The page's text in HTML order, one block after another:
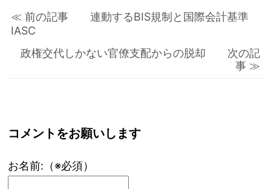
≪ 前の記事 連動するBIS規制と国際会計基準
IASC
政権交代しかない官僚支配からの脱却 次の記
事 ≫
コメントをお願いします
お名前:（※必須）